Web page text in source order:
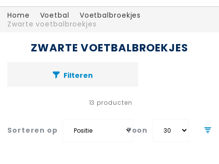
Home Voetbal
Voetbalbroekjes
Zwarte voetbalbroekjes
ZWARTE VOETBALBROEKJES
Filteren
Sorteren op
13 producten
Toon